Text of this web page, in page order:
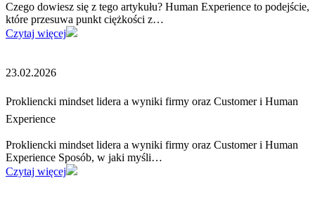
Czego dowiesz się z tego artykułu? Human Experience to podejście,
które przesuwa punkt ciężkości z…
Czytaj więcej
23.02.2026
Prokliencki mindset lidera a wyniki firmy oraz Customer i Human
Experience
Prokliencki mindset lidera a wyniki firmy oraz Customer i Human
Experience Sposób, w jaki myśli…
Czytaj więcej